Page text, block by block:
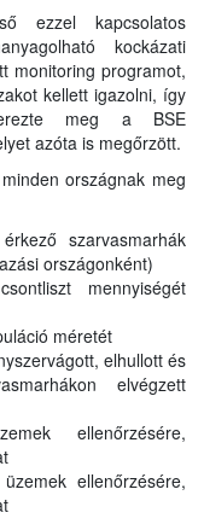
ezzel kapcsolatos
kockázati
monitoring programot,
kellett igazolni, így
meg a BSE
azóta is megőrzött.
országnak meg
szarvasmarhák
országonként)
mennyiségét
méretét
elhullott és
elvégzett
ellenőrzésére,
ellenőrzésére,